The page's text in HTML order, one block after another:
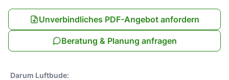
Unverbindliches PDF-Angebot anfordern
Beratung & Planung anfragen
Darum Luftbude: